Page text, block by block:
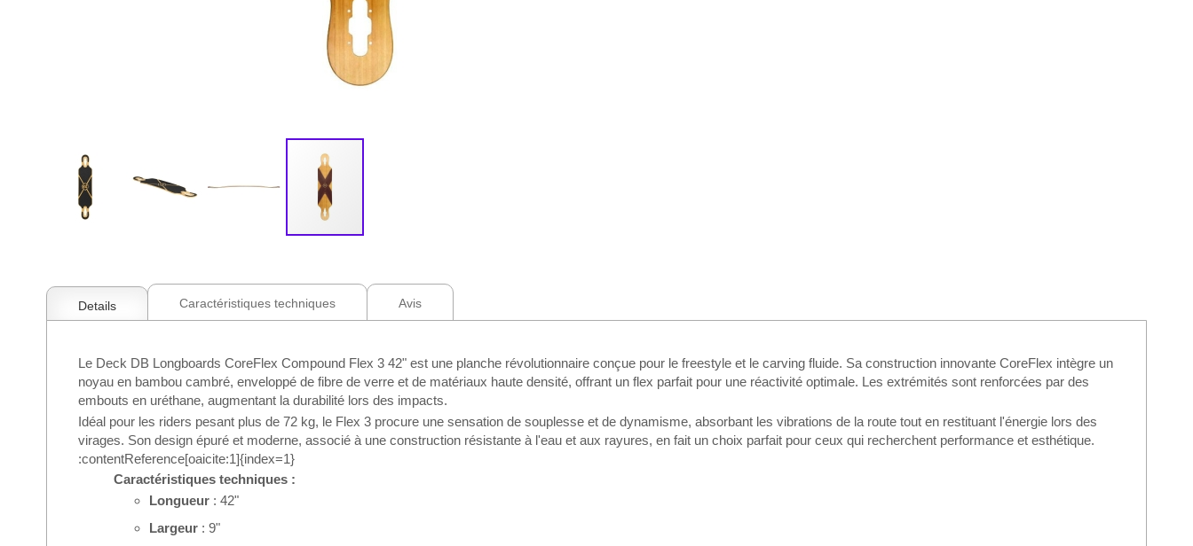
beginning
gallery
Details
Le Deck DB Longboards CoreFlex Compound Flex 3 42" est une planche révolutionnaire conçue pour le freestyle et le carving fluide. Sa construction innovante CoreFlex intègre un
noyau en bambou cambré, enveloppé de fibre de verre et de matériaux haute densité, offrant un flex parfait pour une réactivité optimale. Les extrémités sont renforcées par des
embouts en uréthane, augmentant la durabilité lors des impacts.
Idéal pour les riders pesant plus de 72 kg, le Flex 3 procure une sensation de souplesse et de dynamisme, absorbant les vibrations de la route tout en restituant l'énergie lors des
virages. Son design épuré et moderne, associé à une construction résistante à l'eau et aux rayures, en fait un choix parfait pour ceux qui recherchent performance et esthétique.
:contentReference[oaicite:1]{index=1}
Caractéristiques techniques :
Longueur : 42"
Largeur : 9"
Caractéristiques techniques Avis